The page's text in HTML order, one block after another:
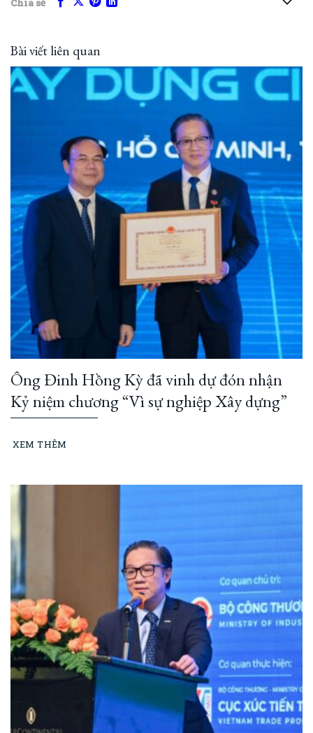
Chia sẻ
Bài viết liên quan
Ông Đinh Hồng Kỳ đã vinh dự đón nhận
Kỷ niệm chương “Vì sự nghiệp Xây dựng”
XEM THÊM